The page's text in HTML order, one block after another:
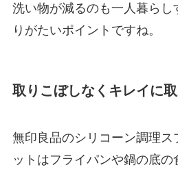
洗い物が減るのも一人暮らし
りがたいポイントですね。
取りこぼしなくキレイに
無印良品のシリコーン調理ス
ットはフライパンや鍋の底の